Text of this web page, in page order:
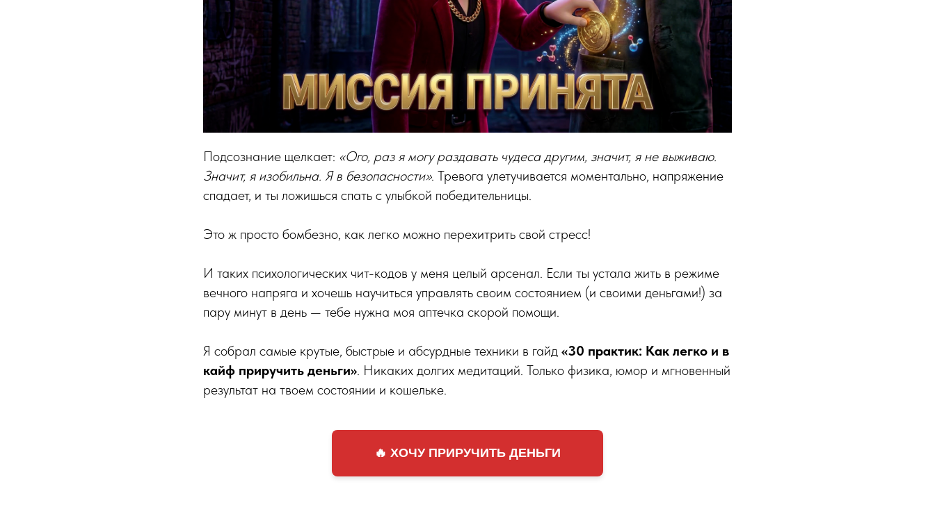
Подсознание щелкает: «Ого, раз я могу раздавать чудеса другим, значит, я не выживаю.
Значит, я изобильна. Я в безопасности». Тревога улетучивается моментально, напряжение
спадает, и ты ложишься спать с улыбкой победительницы.
Это ж просто бомбезно, как легко можно перехитрить свой стресс!
И таких психологических чит-кодов у меня целый арсенал. Если ты устала жить в режиме
вечного напряга и хочешь научиться управлять своим состоянием (и своими деньгами!) за
пару минут в день — тебе нужна моя аптечка скорой помощи.
Я собрал самые крутые, быстрые и абсурдные техники в гайд «30 практик: Как легко и в
кайф приручить деньги». Никаких долгих медитаций. Только физика, юмор и мгновенный
результат на твоем состоянии и кошельке.
🔥 ХОЧУ ПРИРУЧИТЬ ДЕНЬГИ